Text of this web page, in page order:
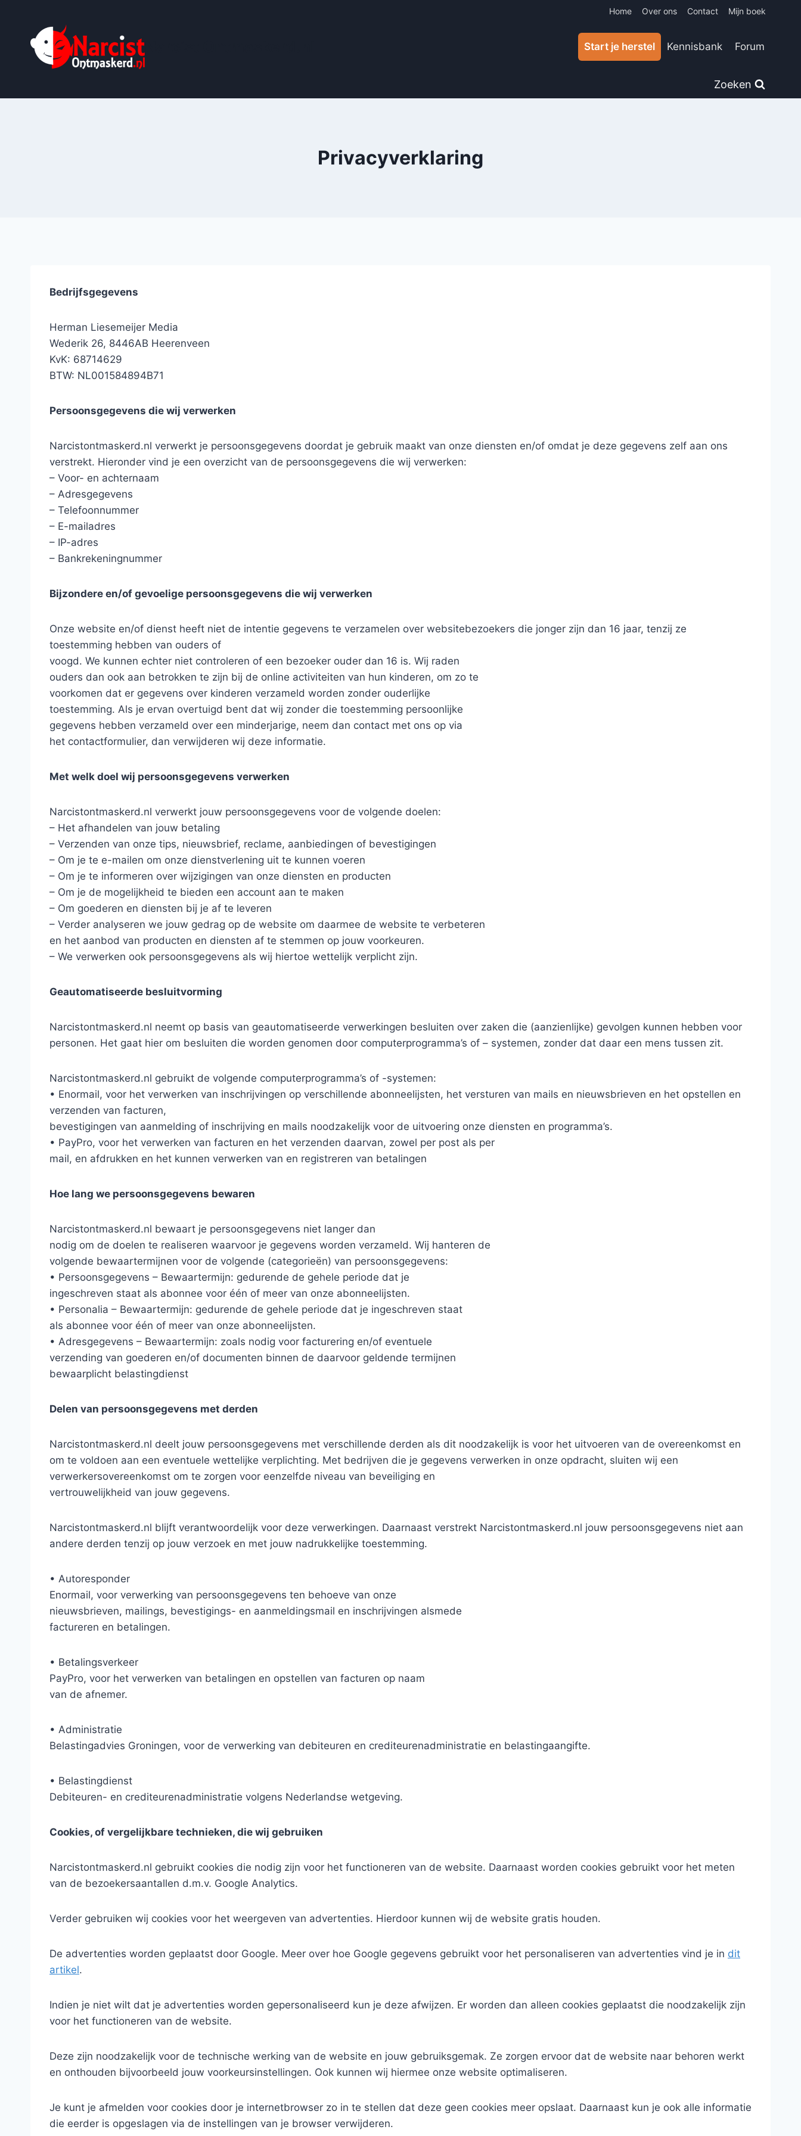
inhoud
Home Over ons Contact Mijn boek
Start je herstel Kennisbank Forum
Zoeken
Privacyverklaring
Bedrijfsgegevens
Herman Liesemeijer Media
Wederik 26, 8446AB Heerenveen
KvK: 68714629
BTW: NL001584894B71
Persoonsgegevens die wij verwerken
Narcistontmaskerd.nl verwerkt je persoonsgegevens doordat je gebruik maakt van onze diensten en/of omdat je deze gegevens zelf aan ons
verstrekt. Hieronder vind je een overzicht van de persoonsgegevens die wij verwerken:
– Voor- en achternaam
– Adresgegevens
– Telefoonnummer
– E-mailadres
– IP-adres
– Bankrekeningnummer
Bijzondere en/of gevoelige persoonsgegevens die wij verwerken
Onze website en/of dienst heeft niet de intentie gegevens te verzamelen over websitebezoekers die jonger zijn dan 16 jaar, tenzij ze
toestemming hebben van ouders of
voogd. We kunnen echter niet controleren of een bezoeker ouder dan 16 is. Wij raden
ouders dan ook aan betrokken te zijn bij de online activiteiten van hun kinderen, om zo te
voorkomen dat er gegevens over kinderen verzameld worden zonder ouderlijke
toestemming. Als je ervan overtuigd bent dat wij zonder die toestemming persoonlijke
gegevens hebben verzameld over een minderjarige, neem dan contact met ons op via
het contactformulier, dan verwijderen wij deze informatie.
Met welk doel wij persoonsgegevens verwerken
Narcistontmaskerd.nl verwerkt jouw persoonsgegevens voor de volgende doelen:
– Het afhandelen van jouw betaling
– Verzenden van onze tips, nieuwsbrief, reclame, aanbiedingen of bevestigingen
– Om je te e-mailen om onze dienstverlening uit te kunnen voeren
– Om je te informeren over wijzigingen van onze diensten en producten
– Om je de mogelijkheid te bieden een account aan te maken
– Om goederen en diensten bij je af te leveren
– Verder analyseren we jouw gedrag op de website om daarmee de website te verbeteren
en het aanbod van producten en diensten af te stemmen op jouw voorkeuren.
– We verwerken ook persoonsgegevens als wij hiertoe wettelijk verplicht zijn.
Geautomatiseerde besluitvorming
Narcistontmaskerd.nl neemt op basis van geautomatiseerde verwerkingen besluiten over zaken die (aanzienlijke) gevolgen kunnen hebben voor
personen. Het gaat hier om besluiten die worden genomen door computerprogramma’s of – systemen, zonder dat daar een mens tussen zit.
Narcistontmaskerd.nl gebruikt de volgende computerprogramma’s of -systemen:
• Enormail, voor het verwerken van inschrijvingen op verschillende abonneelijsten, het versturen van mails en nieuwsbrieven en het opstellen en
verzenden van facturen,
bevestigingen van aanmelding of inschrijving en mails noodzakelijk voor de uitvoering onze diensten en programma’s.
• PayPro, voor het verwerken van facturen en het verzenden daarvan, zowel per post als per
mail, en afdrukken en het kunnen verwerken van en registreren van betalingen
Hoe lang we persoonsgegevens bewaren
Narcistontmaskerd.nl bewaart je persoonsgegevens niet langer dan
nodig om de doelen te realiseren waarvoor je gegevens worden verzameld. Wij hanteren de
volgende bewaartermijnen voor de volgende (categorieën) van persoonsgegevens:
• Persoonsgegevens – Bewaartermijn: gedurende de gehele periode dat je
ingeschreven staat als abonnee voor één of meer van onze abonneelijsten.
• Personalia – Bewaartermijn: gedurende de gehele periode dat je ingeschreven staat
als abonnee voor één of meer van onze abonneelijsten.
• Adresgegevens – Bewaartermijn: zoals nodig voor facturering en/of eventuele
verzending van goederen en/of documenten binnen de daarvoor geldende termijnen
bewaarplicht belastingdienst
Delen van persoonsgegevens met derden
Narcistontmaskerd.nl deelt jouw persoonsgegevens met verschillende derden als dit noodzakelijk is voor het uitvoeren van de overeenkomst en
om te voldoen aan een eventuele wettelijke verplichting. Met bedrijven die je gegevens verwerken in onze opdracht, sluiten wij een
verwerkersovereenkomst om te zorgen voor eenzelfde niveau van beveiliging en
vertrouwelijkheid van jouw gegevens.
Narcistontmaskerd.nl blijft verantwoordelijk voor deze verwerkingen. Daarnaast verstrekt Narcistontmaskerd.nl jouw persoonsgegevens niet aan
andere derden tenzij op jouw verzoek en met jouw nadrukkelijke toestemming.
• Autoresponder
Enormail, voor verwerking van persoonsgegevens ten behoeve van onze
nieuwsbrieven, mailings, bevestigings- en aanmeldingsmail en inschrijvingen alsmede
factureren en betalingen.
• Betalingsverkeer
PayPro, voor het verwerken van betalingen en opstellen van facturen op naam
van de afnemer.
• Administratie
Belastingadvies Groningen, voor de verwerking van debiteuren en crediteurenadministratie en belastingaangifte.
• Belastingdienst
Debiteuren- en crediteurenadministratie volgens Nederlandse wetgeving.
Cookies, of vergelijkbare technieken, die wij gebruiken
Narcistontmaskerd.nl gebruikt cookies die nodig zijn voor het functioneren van de website. Daarnaast worden cookies gebruikt voor het meten
van de bezoekersaantallen d.m.v. Google Analytics.
Verder gebruiken wij cookies voor het weergeven van advertenties. Hierdoor kunnen wij de website gratis houden.
De advertenties worden geplaatst door Google. Meer over hoe Google gegevens gebruikt voor het personaliseren van advertenties vind je in dit
artikel.
Indien je niet wilt dat je advertenties worden gepersonaliseerd kun je deze afwijzen. Er worden dan alleen cookies geplaatst die noodzakelijk zijn
voor het functioneren van de website.
Deze zijn noodzakelijk voor de technische werking van de website en jouw gebruiksgemak. Ze zorgen ervoor dat de website naar behoren werkt
en onthouden bijvoorbeeld jouw voorkeursinstellingen. Ook kunnen wij hiermee onze website optimaliseren.
Je kunt je afmelden voor cookies door je internetbrowser zo in te stellen dat deze geen cookies meer opslaat. Daarnaast kun je ook alle informatie
die eerder is opgeslagen via de instellingen van je browser verwijderen.